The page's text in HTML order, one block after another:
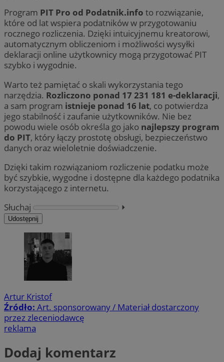
Program PIT Pro od Podatnik.info to rozwiązanie,
które od lat wspiera podatników w przygotowaniu
rocznego rozliczenia. Dzięki intuicyjnemu kreatorowi,
automatycznym obliczeniom i możliwości wysyłki
deklaracji online użytkownicy mogą przygotować PIT
szybko i wygodnie.
Warto też pamiętać o skali wykorzystania tego
narzędzia. Rozliczono ponad 17 231 181 e-deklaracji,
a sam program istnieje ponad 16 lat, co potwierdza
jego stabilność i zaufanie użytkowników. Nie bez
powodu wiele osób określa go jako najlepszy program
do PIT, który łączy prostotę obsługi, bezpieczeństwo
danych oraz wieloletnie doświadczenie.
Dzięki takim rozwiązaniom rozliczenie podatku może
być szybkie, wygodne i dostępne dla każdego podatnika
korzystającego z internetu.
Słuchaj
⏵︎
Udostępnij
Artur Kristof
Źródło: Art. sponsorowany / Materiał dostarczony
przez zleceniodawcę
reklama
Dodaj komentarz